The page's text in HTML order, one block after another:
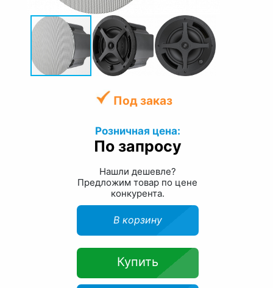
Под заказ
Розничная цена:
По запросу
Нашли дешевле?
Предложим товар по цене
конкурента.
В корзину
Купить